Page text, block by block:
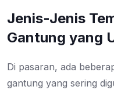
Jenis-Jenis
Gantung yang
Di pasaran, ada
gantung yang sering